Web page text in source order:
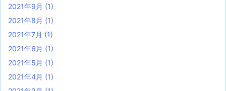
2021年9月 (1)
2021年8月 (1)
2021年7月 (1)
2021年6月 (1)
2021年5月 (1)
2021年4月 (1)